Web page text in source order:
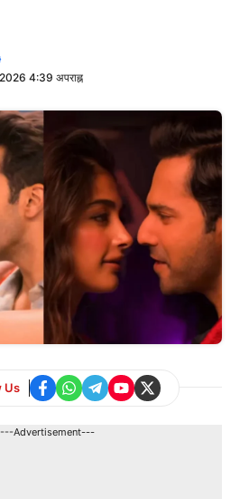
4:39 अपराह्न
Us
---Advertisement---